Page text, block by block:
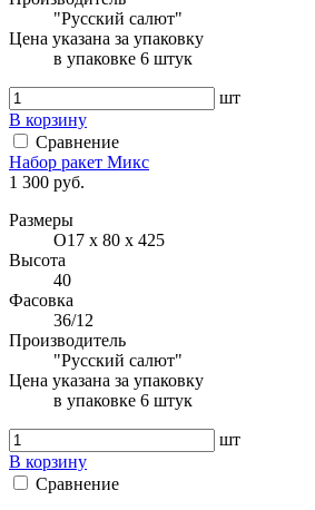
"Русский салют"
Цена указана за упаковку
в упаковке 6 штук
шт
В корзину
Сравнение
Набор ракет Микс
1 300 руб.
Размеры
O17 x 80 x 425
Высота
40
Фасовка
36/12
Производитель
"Русский салют"
Цена указана за упаковку
в упаковке 6 штук
шт
В корзину
Сравнение